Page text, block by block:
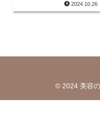
2024.10.26
© 2024 美容